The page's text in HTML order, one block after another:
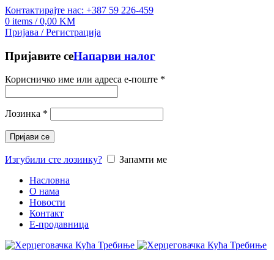
Контактирајте нас: +387 59 226-459
0 items / 0,00 KM
Пријава / Регистрација
Пријавите сеНапарви налог
Корисничко име или адреса е-поште *
Лозинка *
Пријави се
Изгубили сте лозинку?
Запамти ме
Насловна
О нама
Новости
Контакт
E-продавница